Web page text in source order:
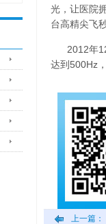
光，让医院
台高精尖飞
2012年
达到500Hz
上一篇：